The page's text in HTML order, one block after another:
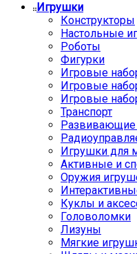
Игрушки
Конструкторы
Настольные
Роботы
Фигурки
Игровые
Игровые
Игровые
Транспорт
Игрушки для
Активные и
Оружия
Куклы и
Головоломки
Лизуны
Мягкие